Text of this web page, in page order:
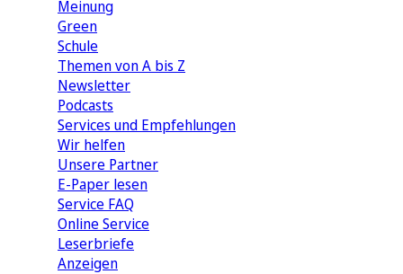
Meinung
Green
Schule
Themen von A bis Z
Newsletter
Podcasts
Services und Empfehlungen
Wir helfen
Unsere Partner
E-Paper lesen
Service FAQ
Online Service
Leserbriefe
Anzeigen